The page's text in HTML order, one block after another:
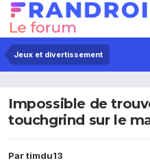
Jeux et divertissement
Impossible de
touchgrind sur le
Partimdu13